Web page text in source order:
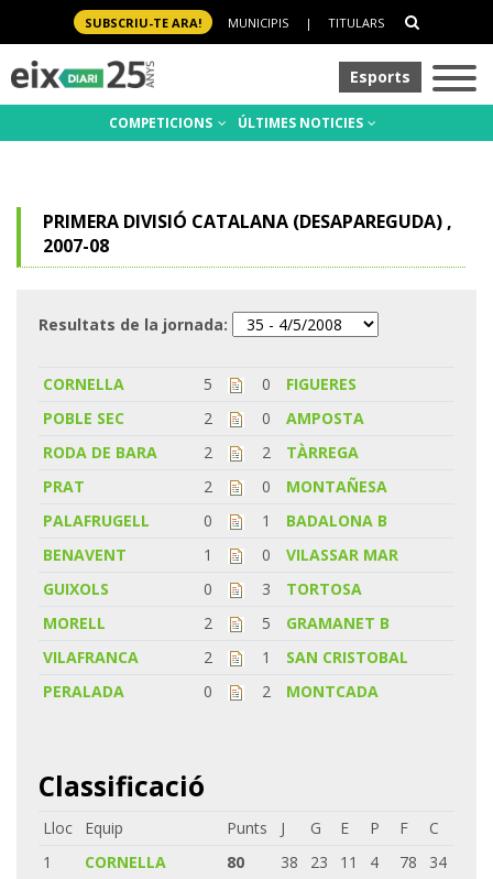
SUBSCRIU-TE ARA! MUNICIPIS | TITULARS
Esports
COMPETICIONS ÚLTIMES NOTICIES
PRIMERA DIVISIÓ CATALANA (DESAPAREGUDA) ,
2007-08
Resultats de la jornada:
CORNELLA 5 0
FIGUERES
POBLE SEC
2 0
AMPOSTA
RODA DE BARA
2 2
TÀRREGA
PRAT
2 0
MONTAÑESA
PALAFRUGELL
0 1
BADALONA B
BENAVENT
1 0
VILASSAR MAR
GUIXOLS
0 3
TORTOSA
MORELL
2 5
GRAMANET B
VILAFRANCA
2 1
SAN CRISTOBAL
PERALADA
0 2 MONTCADA
Classificació
Lloc Equip Punts J G E P F
C
1
CORNELLA 80 38 23 11 4 78
34